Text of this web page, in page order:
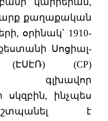
քաղաքական
օրինակ՝ 1910-
Սոցիալ-
(ԷՍԷՌ) (СР)
գլխավոր
ինչպես
է